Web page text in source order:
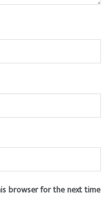
browser for the next time